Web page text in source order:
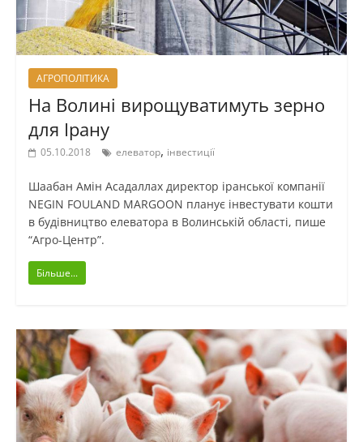
АГРОПОЛІТИКА
На Волині вирощуватимуть зерно
для Ірану
05.10.2018 елеватор, інвестиції
Шаабан Амін Асадаллах директор іранської компанії
NEGIN FOULAND MARGOON планує інвестувати кошти
в будівництво елеватора в Волинській області, пише
“Агро-Центр”.
Більше...